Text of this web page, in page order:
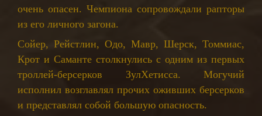
очень опасен. Чемпиона сопровождали рапторы
из его личного загона.
Сойер, Рейстлин, Одо, Мавр, Шерск, Томмиас,
Крот и Саманте столкнулись с одним из первых
троллей-берсерков ЗулХетисса. Могучий
исполнил возглавлял прочих оживших берсерков
и представлял собой большую опасность.